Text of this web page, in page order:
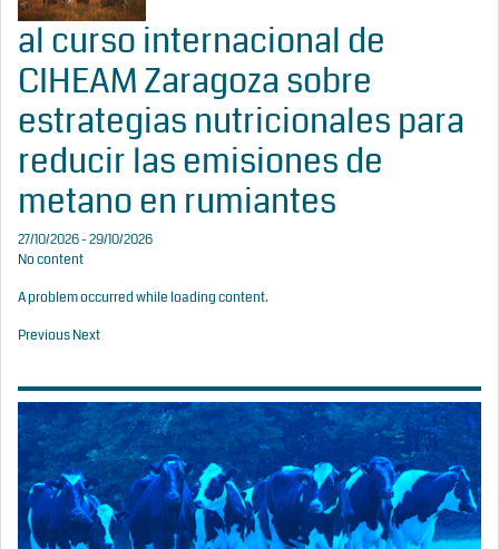
al curso internacional de
CIHEAM Zaragoza sobre
estrategias nutricionales para
reducir las emisiones de
metano en rumiantes
27/10/2026 - 29/10/2026
No content
A problem occurred while loading content.
PreviousNext